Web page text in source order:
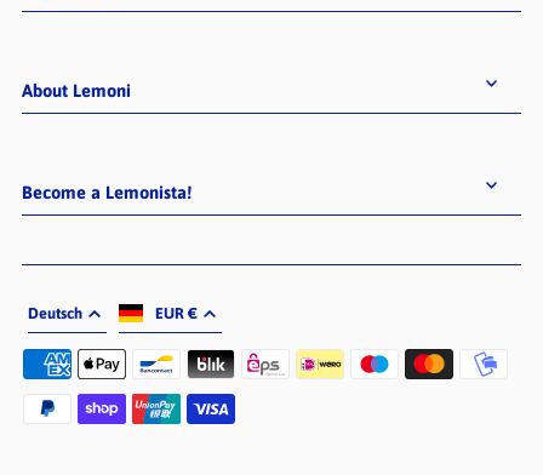
About Lemoni
Become a Lemonista!
Deutsch EUR €